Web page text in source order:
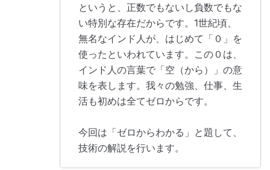
というと、正数でもないし負数でもな
い特別な存在だからです。1世紀頃、
無名なインド人が、はじめて「０」を
使ったといわれています。この０は、
インド人の言葉で「空（から）」の意
味を表します。我々の勉強、仕事、生
活も初めは全てゼロからです。
今回は「ゼロからわかる」と題して、
技術の解説を行います。